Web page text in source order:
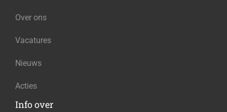
Over ons
Vacatures
Nieuws
Acties
Info over